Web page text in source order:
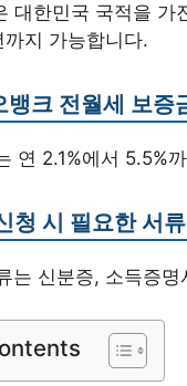
대한민국 국적을 가
지 가능합니다.
크 전월세 보증
연 2.1%에서 5.5%
청 시 필요한 서
는 신분증, 소득증